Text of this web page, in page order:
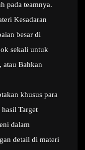
pada teamnya.
Kesadaran
besar di
sekali untuk
atau Bahkan
khusus para
Target
dalam
detail di materi